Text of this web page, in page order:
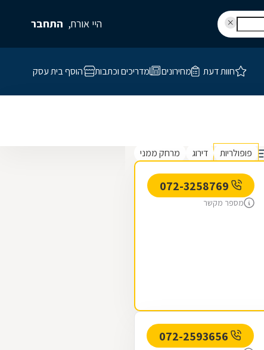
היי אורח, התחבר
חוות דעת מחירונים מדריכים וכתבות הוסף בית עסק
פופולריות דירוג מרחק ממני
מספר מקשר